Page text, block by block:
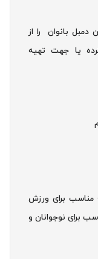
بانوان را از
یا جهت تهیه
: تعداد 2 عددی – مناسب برای ورزش
برای نوجوانان و